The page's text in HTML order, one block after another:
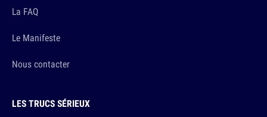
La FAQ
Le Manifeste
Nous contacter
LES TRUCS SÉRIEUX